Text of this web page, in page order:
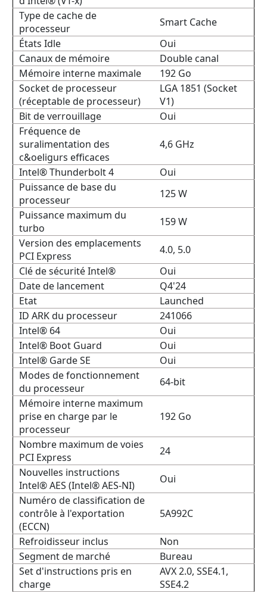
Type de cache de
processeur
Smart Cache
États Idle
Oui
Canaux de mémoire
Double canal
Mémoire interne maximale
192 Go
Socket de processeur
(réceptable de processeur)
LGA 1851 (Socket
V1)
Bit de verrouillage
Oui
Fréquence de
suralimentation des
c&oeligurs efficaces
4,6 GHz
Intel® Thunderbolt 4
Oui
Puissance de base du
processeur
125 W
Puissance maximum du
turbo
159 W
Version des emplacements
PCI Express
4.0, 5.0
Clé de sécurité Intel®
Oui
Date de lancement
Q4'24
Etat
Launched
ID ARK du processeur
241066
Intel® 64
Oui
Intel® Boot Guard
Oui
Intel® Garde SE
Oui
Modes de fonctionnement
du processeur
64-bit
Mémoire interne maximum
prise en charge par le
processeur
192 Go
Nombre maximum de voies
PCI Express
24
Nouvelles instructions
Intel® AES (Intel® AES-NI)
Oui
Numéro de classification de
contrôle à l'exportation
(ECCN)
5A992C
Refroidisseur inclus
Non
Segment de marché
Bureau
Set d'instructions pris en
charge
AVX 2.0, SSE4.1,
SSE4.2